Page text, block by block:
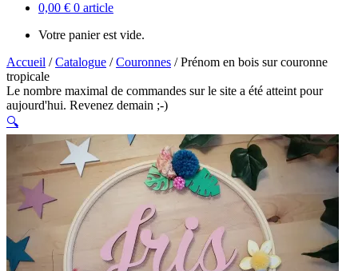
0,00 € 0 article
Votre panier est vide.
Accueil /Catalogue /Couronnes /Prénom en bois sur couronne
tropicale
Le nombre maximal de commandes sur le site a été atteint pour
aujourd'hui. Revenez demain ;-)
🔍